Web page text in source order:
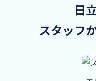
日
スタッフ